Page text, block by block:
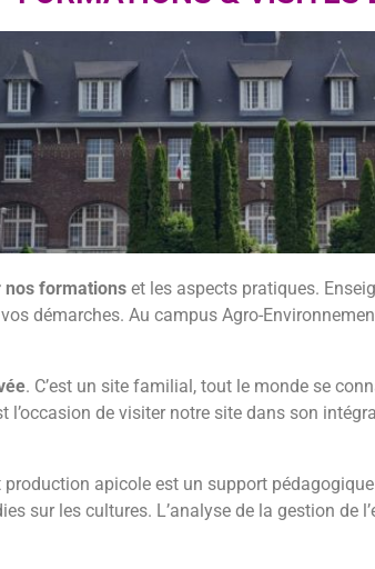
nos
nos formations et les aspects pratiques.
démarches. Au campus Agro-
. C’est un site familial, tout le monde se
de visiter notre site dans son
apicole est un support
sur les cultures. L’analyse de la gestion de